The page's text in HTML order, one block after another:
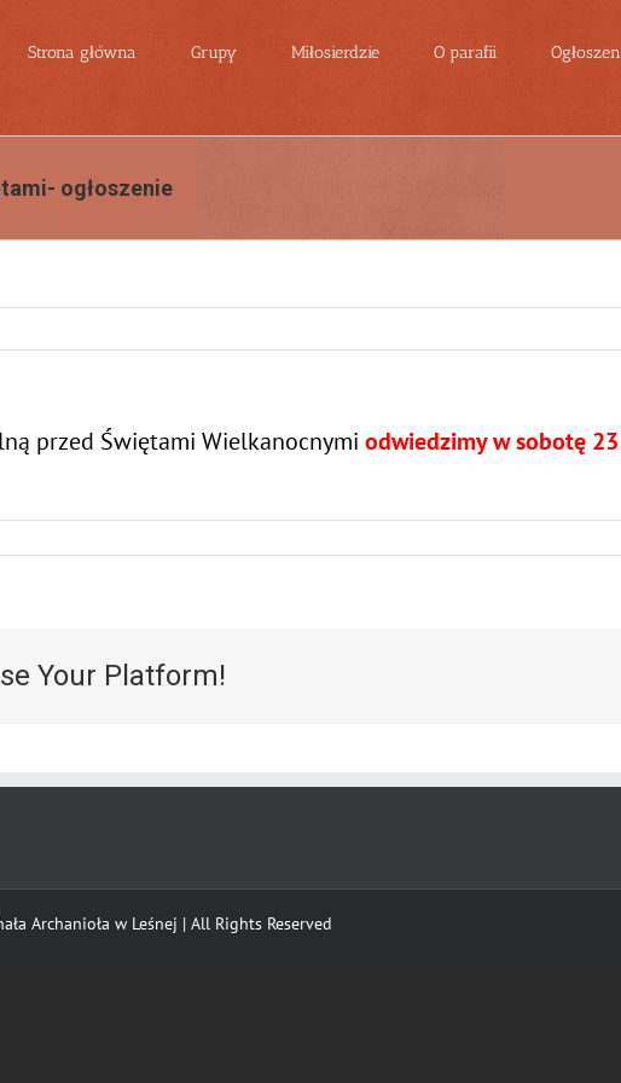
Strona główna Grupy Miłosierdzie O parafii
ogłoszenie
przed Świętami Wielkanocnymi odwiedzimy w sobotę
Your Platform!
Archanioła w Leśnej | All Rights Reserved